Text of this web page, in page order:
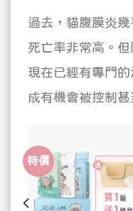
過去，貓腹膜炎幾
死亡率非常高。但
現在已經有專門
成有機會被控制甚
特價